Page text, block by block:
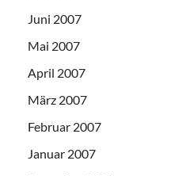
Juni 2007
Mai 2007
April 2007
März 2007
Februar 2007
Januar 2007